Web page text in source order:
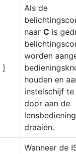
]
Als de
naar C is
worden
houden en
instelschijf
door aan de
draaien.
Wanneer de